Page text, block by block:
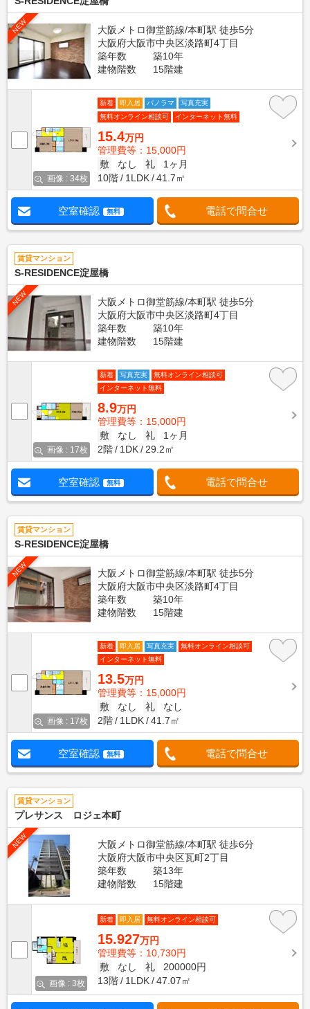
NEW
大阪メトロ御堂筋線/本町駅 徒歩5分
大阪府大阪市中央区淡路町4丁目
築年数
築10年
建物階数
15階建
画像 : 34枚
新着 即入居 パノラマ
写真充実
無料オンライン相談可
インターネット無料
15.4万円
管理費等：15,000円
敷
なし 礼
1ヶ月
10階
1LDK 41.7㎡
空室確認 無料 電話で問合せ
賃貸マンション
S-RESIDENCE淀屋橋
NEW
大阪メトロ御堂筋線/本町駅 徒歩5分
大阪府大阪市中央区淡路町4丁目
築年数
築10年
建物階数
15階建
画像 : 17枚
新着 写真充実
無料オンライン相談可
インターネット無料
8.9万円
管理費等：15,000円
敷
なし 礼
1ヶ月
2階
1DK 29.2㎡
空室確認 無料 電話で問合せ
賃貸マンション
S-RESIDENCE淀屋橋
NEW
大阪メトロ御堂筋線/本町駅 徒歩5分
大阪府大阪市中央区淡路町4丁目
築年数
築10年
建物階数
15階建
画像 : 17枚
新着 即入居 写真充実
無料オンライン相談可
インターネット無料
13.5万円
管理費等：15,000円
敷
なし 礼
なし
2階
1LDK 41.7㎡
空室確認 無料 電話で問合せ
賃貸マンション
プレサンス ロジェ本町
NEW
大阪メトロ御堂筋線/本町駅 徒歩6分
大阪府大阪市中央区瓦町2丁目
築年数
築13年
建物階数
15階建
画像 : 3枚
新着 即入居 無料オンライン相談可
15.927万円
管理費等：10,730円
敷
なし 礼
200000円
13階
1LDK 47.07㎡